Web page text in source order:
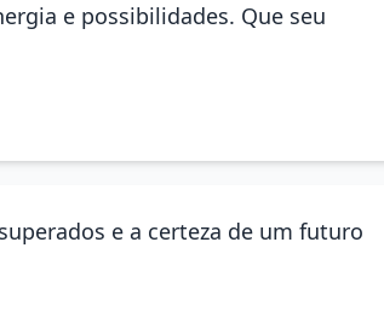
e possibilidades. Que seu
e a certeza de um futuro